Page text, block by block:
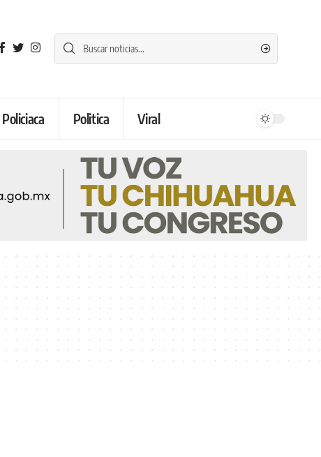
Policiaca Politica Viral